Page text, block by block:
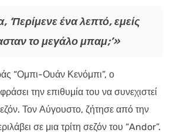
‘Περίμενε ένα λεπτό, εμείς
το μεγάλο μπαμ;’»
“Ομπι-Ουάν Κενόμπι”, ο
την επιθυμία του να συνεχιστεί
Τον Αύγουστο, ζήτησε από την
σε μια τρίτη σεζόν του “Andor”.